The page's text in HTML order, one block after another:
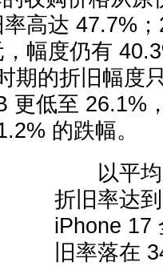
高达 47.7%
幅度仍有
期的折旧幅度
更低至 26.1%
的跌幅。
以平均
折旧率达
iPhone 17
旧率落在